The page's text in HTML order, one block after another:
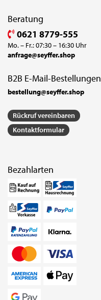
Beratung
0621 8779-555
Mo. – Fr.: 07:30 – 16:30 Uhr
anfrage@seyffer.shop
B2B E-Mail-Bestellungen
bestellung@seyffer.shop
Rückruf vereinbaren
Kontaktformular
Bezahlarten